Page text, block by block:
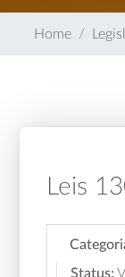
Home
Leis
Status: